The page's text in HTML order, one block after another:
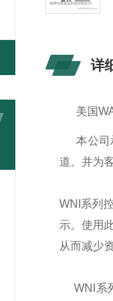
详
美国
本公司
道。并为
WNI 系列
示。使用
从而减少
WNI 系